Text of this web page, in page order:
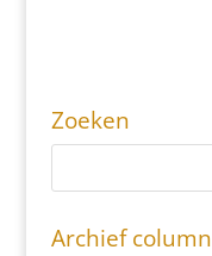
Zoeken
Archief column